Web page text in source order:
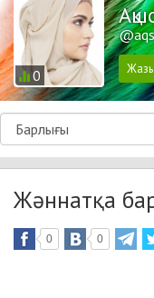
0
Жәннатқа
0 0